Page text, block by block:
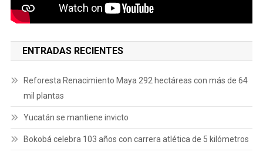
ENTRADAS RECIENTES
Reforesta Renacimiento Maya 292 hectáreas con más de 64
mil plantas
Yucatán se mantiene invicto
Bokobá celebra 103 años con carrera atlética de 5 kilómetros